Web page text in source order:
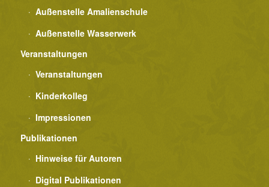
Außenstelle Amalienschule
Außenstelle Wasserwerk
Veranstaltungen
Veranstaltungen
Kinderkolleg
Impressionen
Publikationen
Hinweise für Autoren
Digital Publikationen